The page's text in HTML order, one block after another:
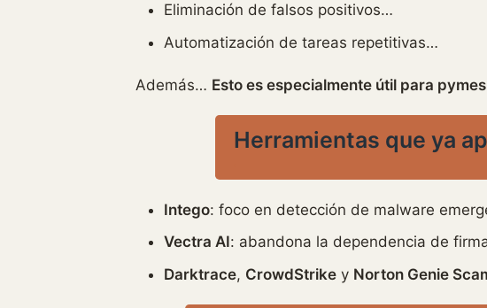
Eliminación de falsos positivos…
Automatización de tareas repetitivas…
Además… Esto es especialmente útil para
Herramientas que ya
Intego: foco en detección de malware
Vectra AI: abandona la dependencia de
Darktrace, CrowdStrike y Norton Genie